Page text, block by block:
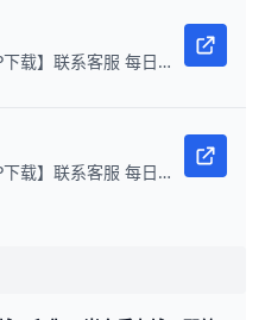
APP下载点右下角【APP下载】联系客服 每日更新可用链接 微扑克 WPK真人在线约局，领WPK钻石。
APP下载点右下角【APP下载】联系客服 每日更新可用链接 每日保底獎池10,000美金